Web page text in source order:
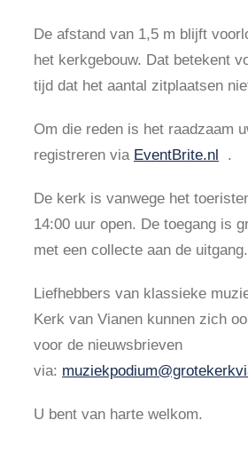
De afstand van 1,5 m blijft
het kerkgebouw. Dat betekent
tijd dat het aantal zitplaatsen
Om die reden is het raadzaam
registreren via EventBrite.nl .
De kerk is vanwege het
14:00 uur open. De toegang is
met een collecte aan de uitgang.
Liefhebbers van klassieke
Kerk van Vianen kunnen zich
voor de nieuwsbrieven
via:
U bent van harte welkom.